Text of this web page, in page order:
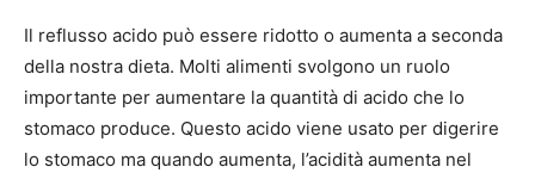
Il reflusso acido può essere ridotto o aumenta a seconda
della nostra dieta. Molti alimenti svolgono un ruolo
importante per aumentare la quantità di acido che lo
stomaco produce. Questo acido viene usato per digerire
lo stomaco ma quando aumenta, l’acidità aumenta nel